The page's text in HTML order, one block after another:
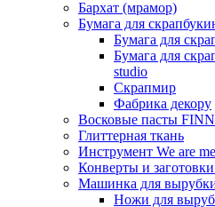
Бархат (мрамор)
Бумага для
Бумага для
Бумага для
studio
Скрапмир
Фабрика декору
Восковые пасты
Глиттерная ткань
Инструмент We are
Конверты и
Машинка для
Ножи для